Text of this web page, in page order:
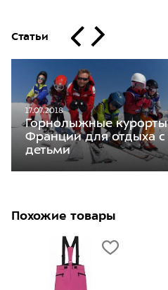
Статьи
17.07.2018
Горнолыжные курорты
Франции для отдыха с
детьми
Похожие товары